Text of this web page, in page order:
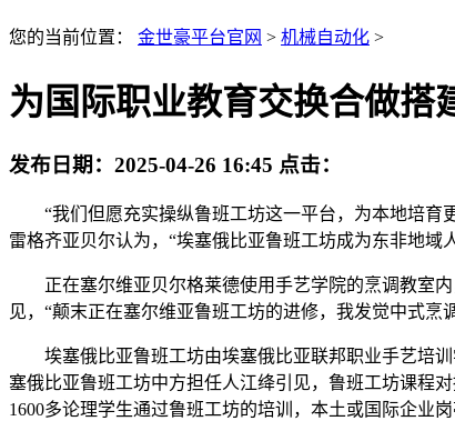
您的当前位置： 金世豪平台官网 > 机械自动化 >
为国际职业教育交换合做搭
发布日期： 2025-04-26 16:45 点击：
“我们但愿充实操纵鲁班工坊这一平台，为本地培育
雷格齐亚贝尔认为，“埃塞俄比亚鲁班工坊成为东非地域
正在塞尔维亚贝尔格莱德使用手艺学院的烹调教室内
见，“颠末正在塞尔维亚鲁班工坊的进修，我发觉中式烹
埃塞俄比亚鲁班工坊由埃塞俄比亚联邦职业手艺培训
塞俄比亚鲁班工坊中方担任人江绛引见，鲁班工坊课程
1600多论理学生通过鲁班工坊的培训，本土或国际企业岗